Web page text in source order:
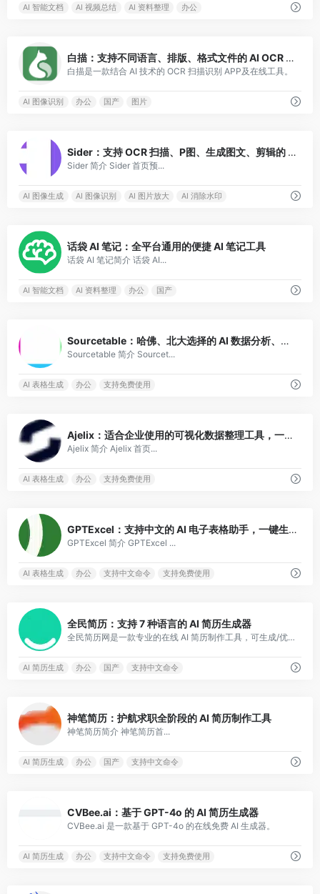
AI 智能文档 AI 视频总结 AI 资料整理 办公
白描：支持不同语言、排版、格式文件的 AI OCR 文字识别及扫描 APP
白描是一款结合 AI 技术的 OCR 扫描识别 APP及在线工具。
AI 图像识别 办公 国产 图片
Sider：支持 OCR 扫描、P图、生成图文、剪辑的 AI 智能工具
Sider 简介 Sider 首页预...
AI 图像生成 AI 图像识别 AI 图片放大 AI 消除水印
话袋 AI 笔记：全平台通用的便捷 AI 笔记工具
话袋 AI 笔记简介 话袋 AI...
AI 智能文档 AI 资料整理 办公 国产
Sourcetable：哈佛、北大选择的 AI 数据分析、图表制作工具
Sourcetable 简介 Sourcet...
AI 表格生成 办公 支持免费使用
Ajelix：适合企业使用的可视化数据整理工具，一键生成图表报告
Ajelix 简介 Ajelix 首页...
AI 表格生成 办公 支持免费使用
GPTExcel：支持中文的 AI 电子表格助手，一键生成公式、表格
GPTExcel 简介 GPTExcel ...
AI 表格生成 办公 支持中文命令 支持免费使用
全民简历：支持 7 种语言的 AI 简历生成器
全民简历网是一款专业的在线 AI 简历制作工具，可生成/优化优质简历，并提供大量原创设计的个人简历模板。
AI 简历生成 办公 国产 支持中文命令
神笔简历：护航求职全阶段的 AI 简历制作工具
神笔简历简介 神笔简历首...
AI 简历生成 办公 国产 支持中文命令
CVBee.ai：基于 GPT-4o 的 AI 简历生成器
CVBee.ai 是一款基于 GPT-4o 的在线免费 AI 生成器。
AI 简历生成 办公 支持中文命令 支持免费使用